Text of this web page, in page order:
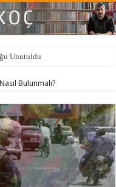
Unutuldu
Bulunmalı?